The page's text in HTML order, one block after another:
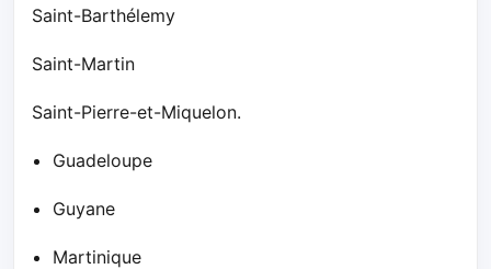
Saint-Barthélemy
Saint-Martin
Saint-Pierre-et-Miquelon.
Guadeloupe
Guyane
Martinique